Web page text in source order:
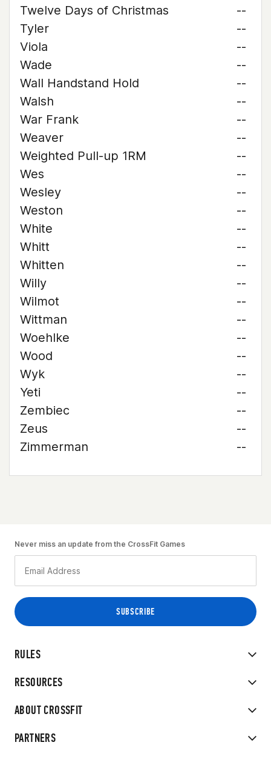
Twelve Days of Christmas
--
Tyler
--
Viola
--
Wade
--
Wall Handstand Hold
--
Walsh
--
War Frank
--
Weaver
--
Weighted Pull-up 1RM
--
Wes
--
Wesley
--
Weston
--
White
--
Whitt
--
Whitten
--
Willy
--
Wilmot
--
Wittman
--
Woehlke
--
Wood
--
Wyk
--
Yeti
--
Zembiec
--
Zeus
--
Zimmerman
--
RULES
RESOURCES
ABOUT CROSSFIT
PARTNERS
Never miss an update from the CrossFit Games